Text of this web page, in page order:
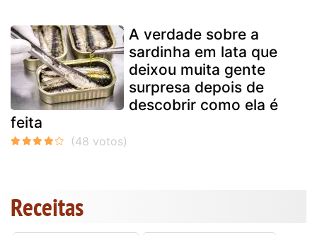
A verdade sobre a
sardinha em lata que
deixou muita gente
surpresa depois de
descobrir como ela é
feita
Receitas